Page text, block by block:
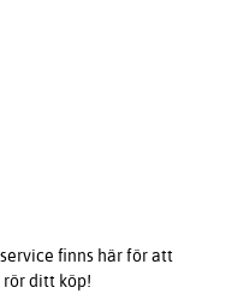
finns här för att
rör ditt köp!